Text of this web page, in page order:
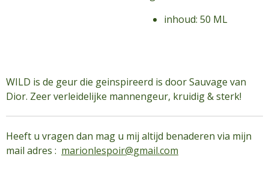
inhoud: 50 ML
WILD is de geur die geinspireerd is door Sauvage van
Dior. Zeer verleidelijke mannengeur, kruidig & sterk!
Heeft u vragen dan mag u mij altijd benaderen via mijn
mail adres : marionlespoir@gmail.com